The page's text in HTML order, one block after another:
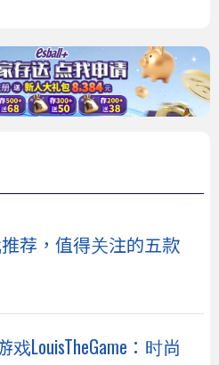
推荐，值得关注的五款
LouisTheGame：时尚